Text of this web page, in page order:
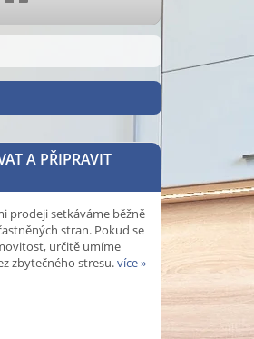
A PŘIPRAVIT
prodeji setkáváme běžně
stran. Pokud se
určitě umíme
zbytečného stresu.více »